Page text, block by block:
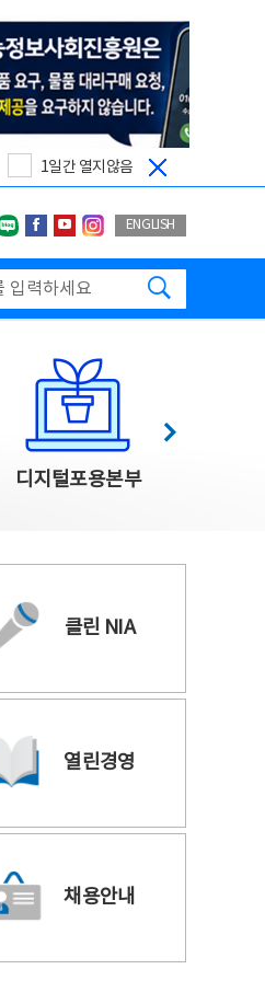
1일간 열지않음
네이버블로그
페이스북
유투브인스타그랩
ENGLISH
디지털포용본부
다음
클린 NIA
열린경영
채용안내